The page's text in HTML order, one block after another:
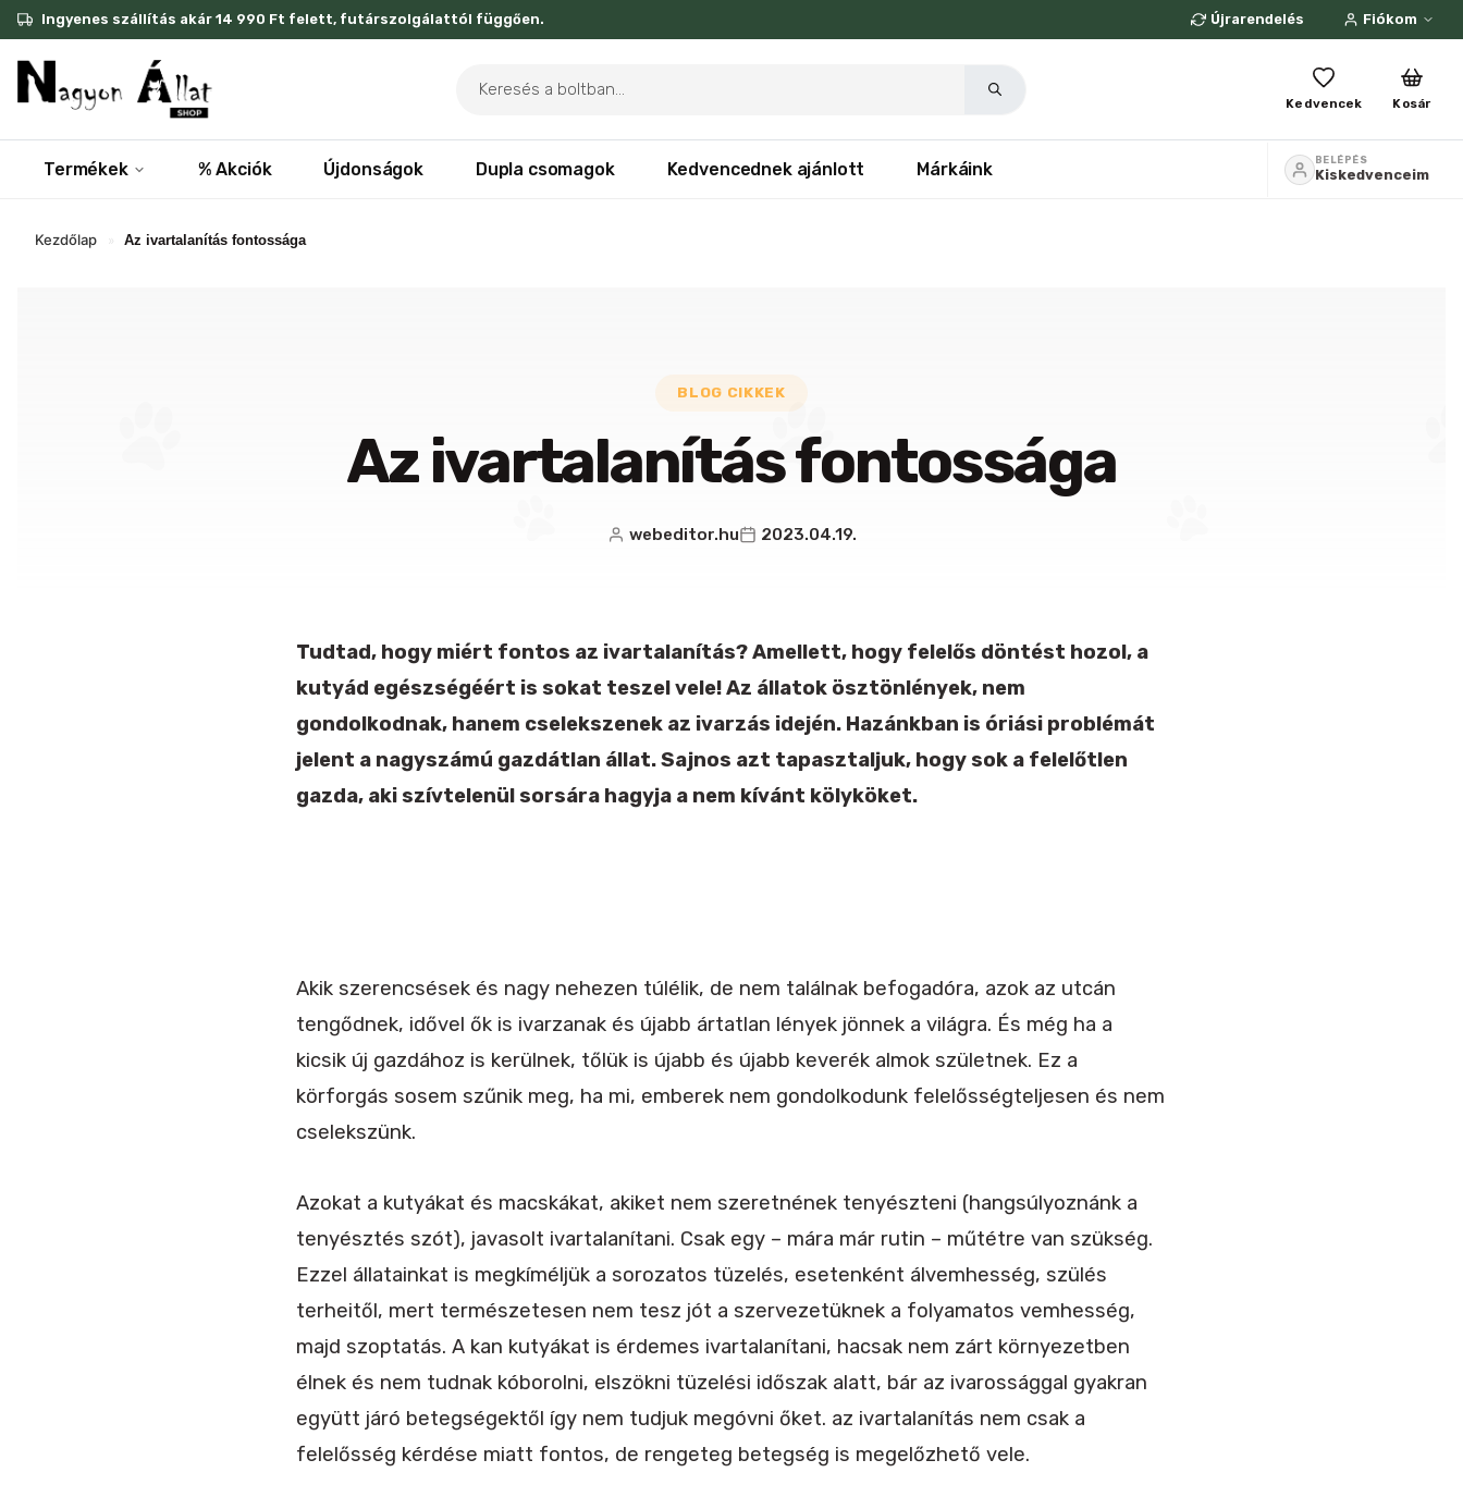
Skip
to
content
Ingyenes szállítás akár 14 990 Ft felett, futárszolgálattól függően. Újrarendelés Fiókom
search
Kedvencek Kosár
Termékek % Akciók Újdonságok Dupla csomagok Kedvencednek ajánlott Márkáink BELÉPÉS
Kiskedvenceim
Kezdőlap Az ivartalanítás fontossága
BLOG CIKKEK
Az ivartalanítás fontossága
webeditor.hu 2023.04.19.
Tudtad, hogy miért fontos az ivartalanítás? Amellett, hogy felelős döntést hozol, a
kutyád egészségéért is sokat teszel vele! Az állatok ösztönlények, nem
gondolkodnak, hanem cselekszenek az ivarzás idején. Hazánkban is óriási problémát
jelent a nagyszámú gazdátlan állat. Sajnos azt tapasztaljuk, hogy sok a felelőtlen
gazda, aki szívtelenül sorsára hagyja a nem kívánt kölyköket.
Akik szerencsések és nagy nehezen túlélik, de nem találnak befogadóra, azok az utcán
tengődnek, idővel ők is ivarzanak és újabb ártatlan lények jönnek a világra. És még ha a
kicsik új gazdához is kerülnek, tőlük is újabb és újabb keverék almok születnek. Ez a
körforgás sosem szűnik meg, ha mi, emberek nem gondolkodunk felelősségteljesen és nem
cselekszünk.
Azokat a kutyákat és macskákat, akiket nem szeretnének tenyészteni (hangsúlyoznánk a
tenyésztés szót), javasolt ivartalanítani. Csak egy – mára már rutin – műtétre van szükség.
Ezzel állatainkat is megkíméljük a sorozatos tüzelés, esetenként álvemhesség, szülés
terheitől, mert természetesen nem tesz jót a szervezetüknek a folyamatos vemhesség,
majd szoptatás. A kan kutyákat is érdemes ivartalanítani, hacsak nem zárt környezetben
élnek és nem tudnak kóborolni, elszökni tüzelési időszak alatt, bár az ivarossággal gyakran
együtt járó betegségektől így nem tudjuk megóvni őket. az ivartalanítás nem csak a
felelősség kérdése miatt fontos, de rengeteg betegség is megelőzhető vele.